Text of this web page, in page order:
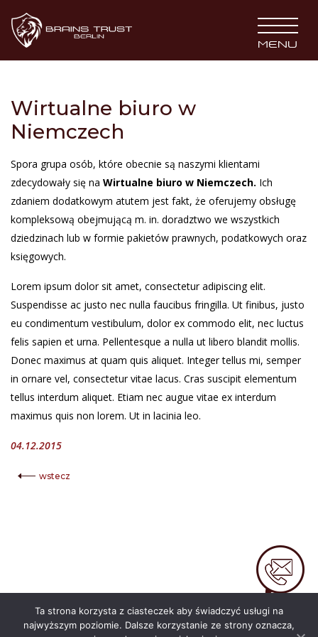
BRAINS TRUST
MENU
Wirtualne biuro w
Niemczech
Spora grupa osób, które obecnie są naszymi klientami
zdecydowały się na Wirtualne biuro w Niemczech. Ich
zdaniem dodatkowym atutem jest fakt, że oferujemy obsługę
kompleksową obejmującą m. in. doradztwo we wszystkich
dziedzinach lub w formie pakietów prawnych, podatkowych oraz
księgowych.
Lorem ipsum dolor sit amet, consectetur adipiscing elit.
Suspendisse ac justo nec nulla faucibus fringilla. Ut finibus, justo
eu condimentum vestibulum, dolor ex commodo elit, nec luctus
felis sapien et urna. Pellentesque a nulla ut libero blandit mollis.
Donec maximus at quam quis aliquet. Integer tellus mi, semper
in ornare vel, consectetur vitae lacus. Cras suscipit elementum
tellus interdum aliquet. Etiam nec augue vitae ex interdum
maximus quis non lorem. Ut in lacinia leo.
04.12.2015
wstecz
KONTAKT
Ta strona korzysta z ciasteczek aby świadczyć usługi na
najwyższym poziomie. Dalsze korzystanie ze strony oznacza,